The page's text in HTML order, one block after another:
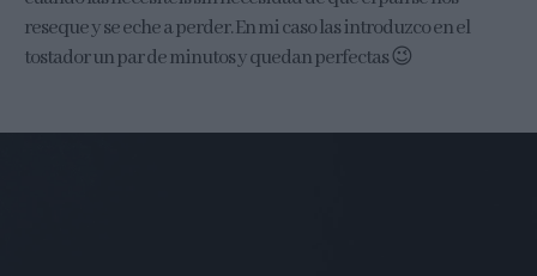
reseque y se eche a perder. En mi caso las introduzco en el
tostador un par de minutos y quedan perfectas 😉